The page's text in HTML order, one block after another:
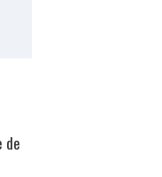
de